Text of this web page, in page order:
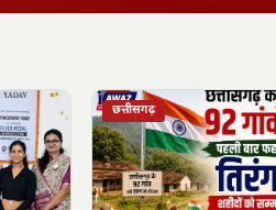
छत्तीसगढ़